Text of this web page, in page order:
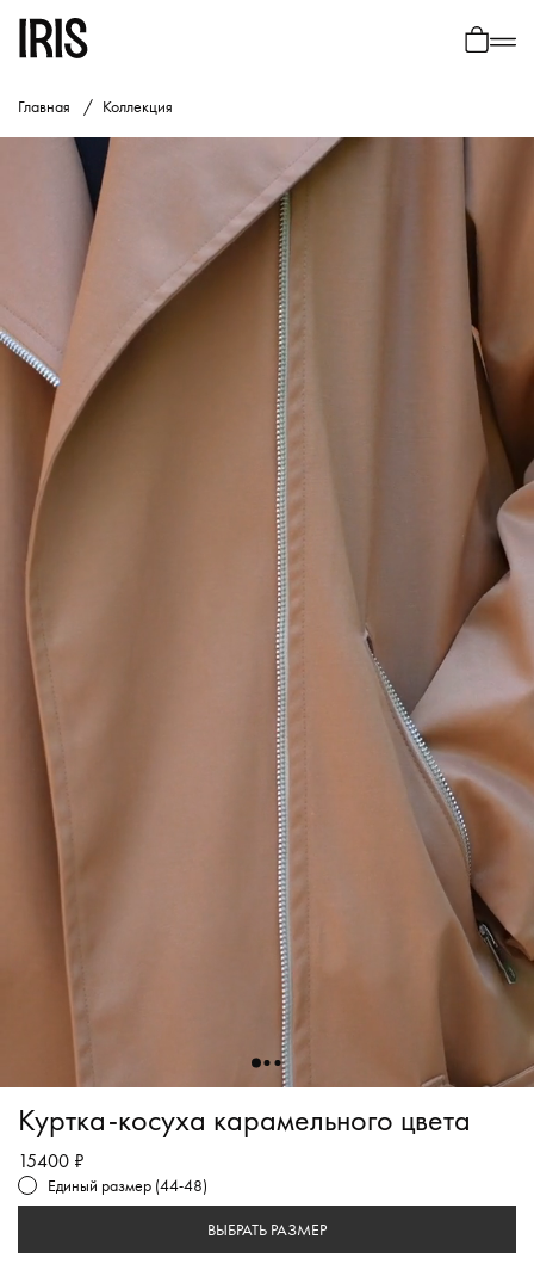
Главная Коллекция
Куртка-косуха карамельного цвета
15400 ₽
Единый размер (44-48)
ВЫБРАТЬ РАЗМЕР